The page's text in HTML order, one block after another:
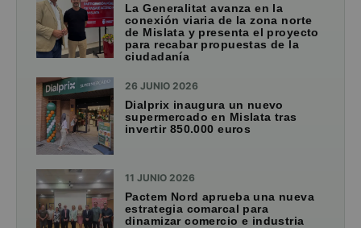
La Generalitat avanza en la
conexión viaria de la zona norte
de Mislata y presenta el proyecto
para recabar propuestas de la
ciudadanía
26 JUNIO 2026
Dialprix inaugura un nuevo
supermercado en Mislata tras
invertir 850.000 euros
11 JUNIO 2026
Pactem Nord aprueba una nueva
estrategia comarcal para
dinamizar comercio e industria